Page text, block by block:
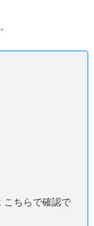
こちらで確認で